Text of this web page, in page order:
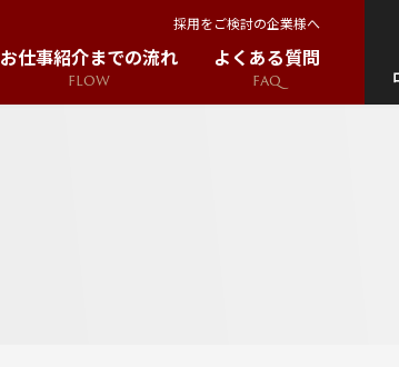
採用をご検討の企業様へ
お仕事紹介までの流れ
FLOW
よくある質問
FAQ